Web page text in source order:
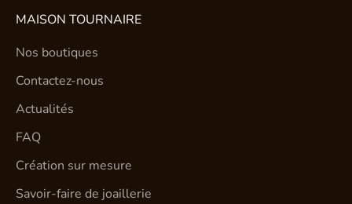
MAISON TOURNAIRE
Nos boutiques
Contactez-nous
Actualités
FAQ
Création sur mesure
Savoir-faire de joaillerie